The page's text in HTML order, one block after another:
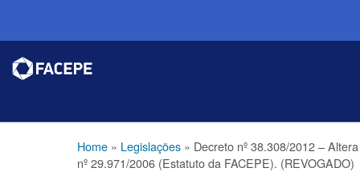
Home» Legislações» Decreto nº 38.308/2012 –
nº 29.971/2006 (Estatuto da FACEPE). (REVOGADO)